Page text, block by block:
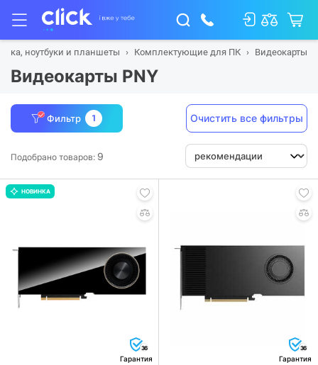
ноутбуки и планшеты Комплектующие для ПК Видеокарты
Видеокарты PNY
Фильтр 1 Очистить все фильтры
Подобрано товаров: 9
НОВИНКА
36
Гарантия
36
Гарантия